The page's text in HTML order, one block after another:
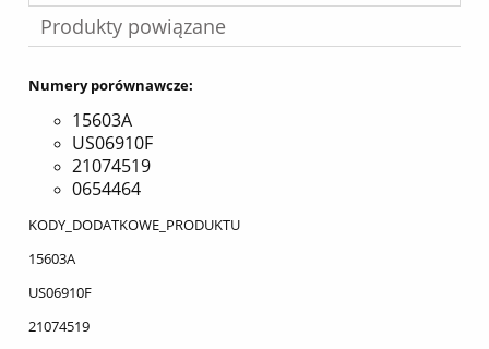
Produkty powiązane
Numery porównawcze:
15603A
US06910F
21074519
0654464
KODY_DODATKOWE_PRODUKTU
15603A
US06910F
21074519